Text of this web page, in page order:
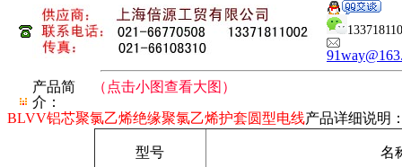
产品简
介：
（点击小图查看大图）
BLVV铝芯聚氯乙烯绝缘聚氯乙烯护套圆型电线产品详细说明
型号 名